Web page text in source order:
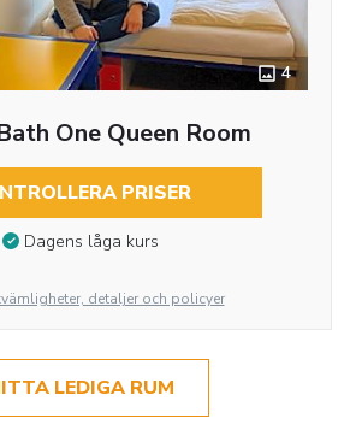
4
One Queen Room
PRISER
Dagens låga kurs
detaljer och policyer
LEDIGA RUM